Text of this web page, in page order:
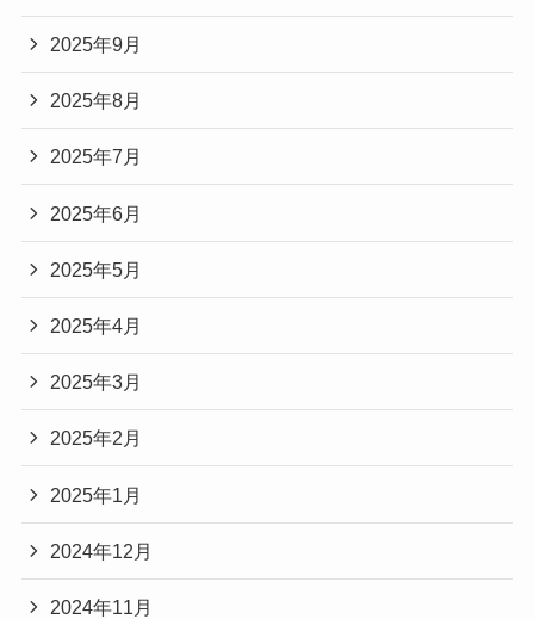
2025年9月
2025年8月
2025年7月
2025年6月
2025年5月
2025年4月
2025年3月
2025年2月
2025年1月
2024年12月
2024年11月